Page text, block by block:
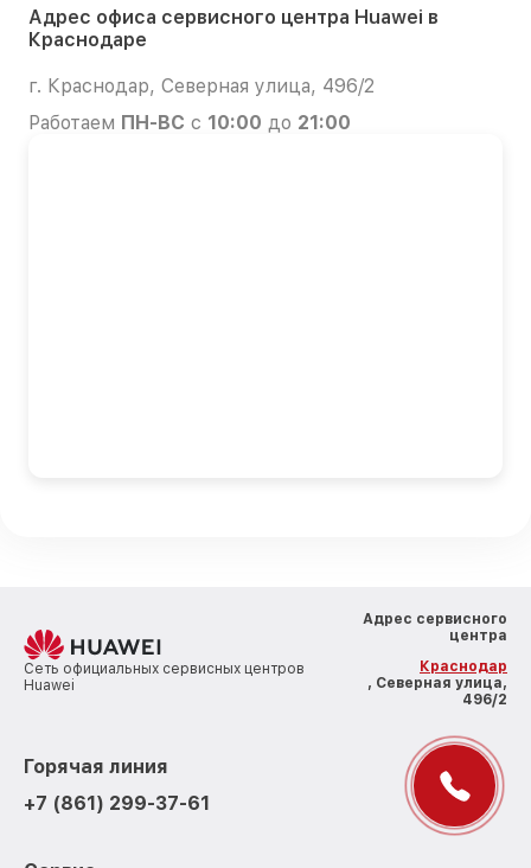
Адрес офиса сервисного центра Huawei в
Краснодаре
г. Краснодар, Северная улица, 496/2
Работаем ПН-ВС с 10:00 до 21:00
Сеть официальных сервисных центров
Huawei
Адрес сервисного
центра
Краснодар
, Северная улица,
496/2
Горячая линия
+7 (861) 299-37-61